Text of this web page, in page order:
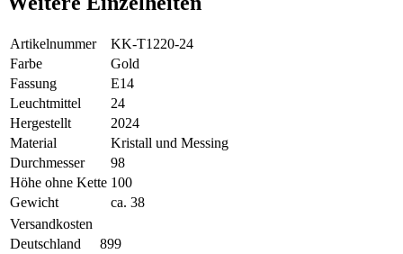
Artikelnummer
KK-T1220-24
Farbe
Gold
Fassung
E14
Leuchtmittel
24
Hergestellt
2024
Material
Kristall und Messing
Durchmesser
98
Höhe ohne Kette 100
Gewicht
ca. 38
Versandkosten
Deutschland
899